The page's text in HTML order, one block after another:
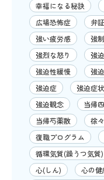
幸福になる秘訣
広場恐怖症
弁
強い疲労感
強
強烈な怒り
強迫
強迫性緩慢
強
強迫症
強迫症状
強迫観念
当帰
当帰芍薬散
徐
復職プログラム
循環気質(躁うつ気質)
心(しん)
心の